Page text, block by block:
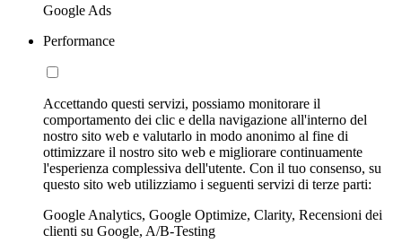
Google Ads
Performance
Accettando questi servizi, possiamo monitorare il
comportamento dei clic e della navigazione all'interno del
nostro sito web e valutarlo in modo anonimo al fine di
ottimizzare il nostro sito web e migliorare continuamente
l'esperienza complessiva dell'utente. Con il tuo consenso, su
questo sito web utilizziamo i seguenti servizi di terze parti:
Google Analytics, Google Optimize, Clarity, Recensioni dei
clienti su Google, A/B-Testing